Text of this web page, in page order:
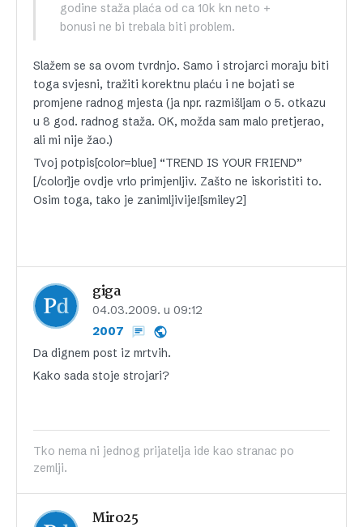
godine staža plaća od ca 10k kn neto +
bonusi ne bi trebala biti problem.
Slažem se sa ovom tvrdnjo. Samo i strojarci moraju biti
toga svjesni, tražiti korektnu plaću i ne bojati se
promjene radnog mjesta (ja npr. razmišljam o 5. otkazu
u 8 god. radnog staža. OK, možda sam malo pretjerao,
ali mi nije žao.)
Tvoj potpis[color=blue] “TREND IS YOUR FRIEND”
[/color]je ovdje vrlo primjenljiv. Zašto ne iskoristiti to.
Osim toga, tako je zanimljivije![smiley2]
giga
04.03.2009. u 09:12
2007
Da dignem post iz mrtvih.
Kako sada stoje strojari?
Tko nema ni jednog prijatelja ide kao stranac po
zemlji.
Miro25